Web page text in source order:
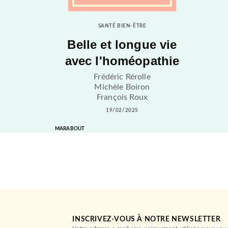
SANTÉ BIEN-ÊTRE
Belle et longue vie
avec l'homéopathie
Frédéric Rérolle
Michèle Boiron
François Roux
19/02/2025
MARABOUT
INSCRIVEZ-VOUS À NOTRE NEWSLETTER